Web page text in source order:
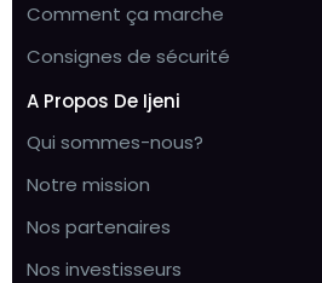
Comment ça marche
Consignes de sécurité
A Propos De Ijeni
Qui sommes-nous?
Notre mission
Nos partenaires
Nos investisseurs